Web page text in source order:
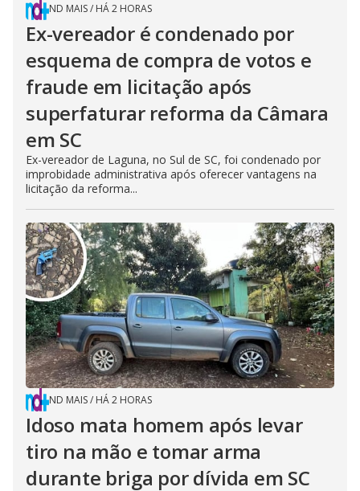
ND MAIS/ HÁ 2 HORAS
Ex-vereador é condenado por
esquema de compra de votos e
fraude em licitação após
superfaturar reforma da Câmara
em SC
Ex-vereador de Laguna, no Sul de SC, foi condenado por
improbidade administrativa após oferecer vantagens na
licitação da reforma...
ND MAIS/ HÁ 2 HORAS
Idoso mata homem após levar
tiro na mão e tomar arma
durante briga por dívida em SC